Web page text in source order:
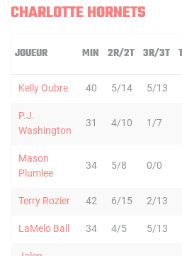
CHARLOTTE HORNETS
JOUEUR MIN 2R/2T 3R/3T
Kelly Oubre 40 5/14 5/13
P.J.
Washington
31 4/10 1/7
Mason
Plumlee
34 5/8 0/0
Terry Rozier 42 6/15 2/13
LaMelo Ball 34 4/5 5/13